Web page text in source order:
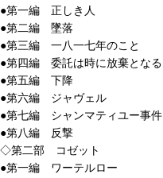
●第一編 正しき人
●第二編 墜落
●第三編 一八一七年のこと
●第四編 委託は時に放棄となる
●第五編 下降
●第六編 ジャヴェル
●第七編 シャンマティユー事件
●第八編 反撃
◇第二部 コゼット
●第一編 ワーテルロー